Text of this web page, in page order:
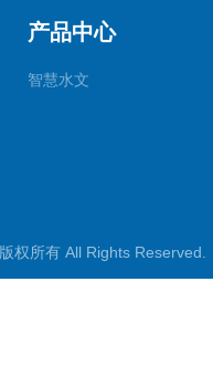
产品中心
智慧水文
版权所有 All Rights